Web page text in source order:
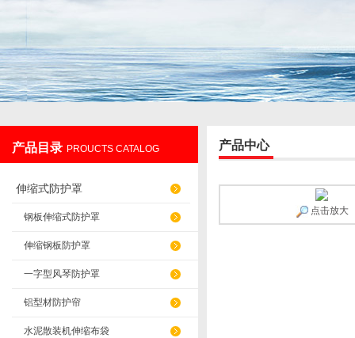
产品目录 PROUCTS CATALOG
伸缩式防护罩
钢板伸缩式防护罩
伸缩钢板防护罩
一字型风琴防护罩
铝型材防护帘
水泥散装机伸缩布袋
产品中心
点击放大